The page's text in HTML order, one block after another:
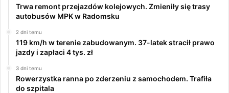
Trwa remont przejazdów kolejowych. Zmieniły się trasy
autobusów MPK w Radomsku
2 dni temu
119 km/h w terenie zabudowanym. 37-latek stracił prawo
jazdy i zapłaci 4 tys. zł
3 dni temu
Rowerzystka ranna po zderzeniu z samochodem. Trafiła
do szpitala